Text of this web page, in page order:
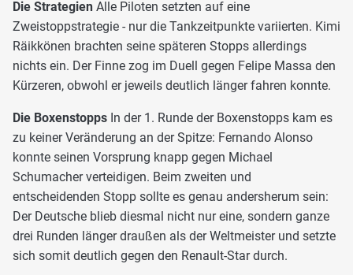
Die Strategien Alle Piloten setzten auf eine
Zweistoppstrategie - nur die Tankzeitpunkte variierten. Kimi
Räikkönen brachten seine späteren Stopps allerdings
nichts ein. Der Finne zog im Duell gegen Felipe Massa den
Kürzeren, obwohl er jeweils deutlich länger fahren konnte.
Die Boxenstopps In der 1. Runde der Boxenstopps kam es
zu keiner Veränderung an der Spitze: Fernando Alonso
konnte seinen Vorsprung knapp gegen Michael
Schumacher verteidigen. Beim zweiten und
entscheidenden Stopp sollte es genau andersherum sein:
Der Deutsche blieb diesmal nicht nur eine, sondern ganze
drei Runden länger draußen als der Weltmeister und setzte
sich somit deutlich gegen den Renault-Star durch.